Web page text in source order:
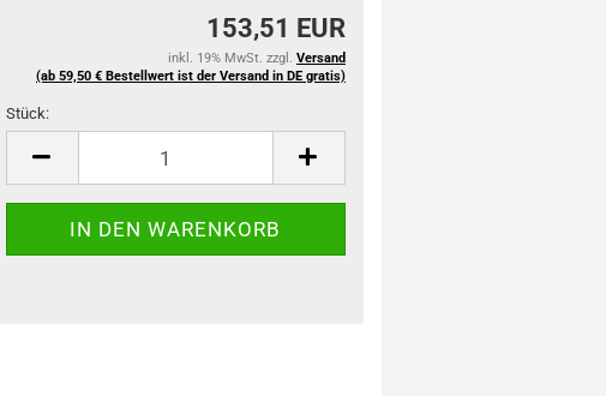
153,51 EUR
inkl. 19% MwSt. zzgl. Versand
(ab 59,50 € Bestellwert ist der Versand in DE gratis)
Stück:
Stück